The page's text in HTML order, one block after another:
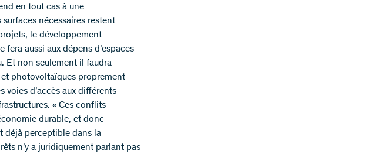
en tout cas à une
nécessaires restent
le développement
fera aussi aux dépens d’espaces
Et non seulement il faudra
photovoltaïques proprement
voies d’accès aux différents
« Ces conflits
durable, et donc
déjà perceptible dans la
n’y a juridiquement parlant pas